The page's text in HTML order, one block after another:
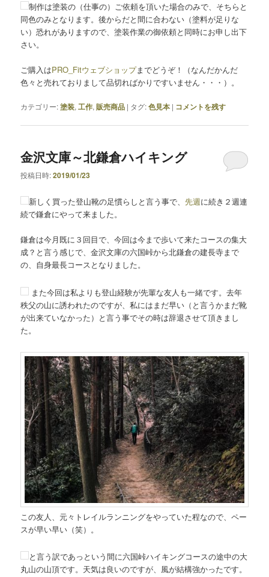
制作は塗装の（仕事の）ご依頼を頂いた場合のみで、そちらと
同色のみとなります。後からだと間に合わない（塗料が足りな
い）恐れがありますので、塗装作業の御依頼と同時にお申し出下
さい。
ご購入はPRO_Fitウェブショップまでどうぞ！（なんだかんだ
色々と売れておりまして品切ればかりですいません・・・）。
カテゴリー:塗装,工作,販売商品 | タグ:色見本 | コメントを残す
金沢文庫～北鎌倉ハイキング
投稿日時:2019/01/23
新しく買った登山靴の足慣らしと言う事で、先週に続き２週連
続で鎌倉にやって来ました。
鎌倉は今月既に３回目で、今回は今まで歩いて来たコースの集大
成？と言う感じで、金沢文庫の六国峠から北鎌倉の建長寺まで
の、自身最長コースとなりました。
また今回は私よりも登山経験が先輩な友人も一緒です。去年
秩父の山に誘われたのですが、私にはまだ早い（と言うかまだ靴
が出来ていなかった）と言う事でその時は辞退させて頂きまし
た。
この友人、元々トレイルランニングをやっていた程なので、ペー
スが早い早い（笑）。
と言う訳であっという間に六国峠ハイキングコースの途中の大
丸山の山頂です。天気は良いのですが、風が結構強かったです。